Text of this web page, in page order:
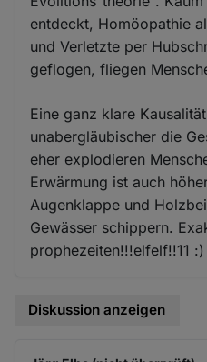
entdeckt, Homöopathie
und Verletzte per
geflogen, fliegen
Eine ganz klare
unabergläubischer die
eher explodieren
Erwärmung ist auch
Augenklappe und
Gewässer schippern.
prophezeiten!!!elfelf!!11 :)
Diskussion anzeigen